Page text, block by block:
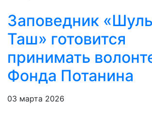
Заповедник
Таш» готовится
принимать
Фонда Потанина
03 марта 2026